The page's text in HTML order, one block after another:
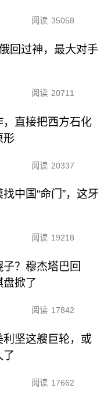
阅读 35058
回过神，最大对手
阅读 20711
，直接把西方石化
形
阅读 20337
中国“命门”，这牙
阅读 19218
？穆杰塔巴回
盘掀了
阅读 17842
利坚这艘巨轮，或
了
阅读 17662